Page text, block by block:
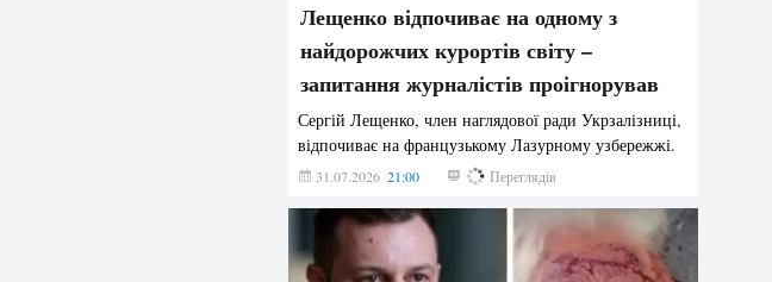
Лещенко відпочиває на одному з
найдорожчих курортів світу –
запитання журналістів проігнорував
Сергій Лещенко, член наглядової ради Укрзалізниці,
відпочиває на французькому Лазурному узбережжі.
31.07.2026 21:00 208 Переглядів